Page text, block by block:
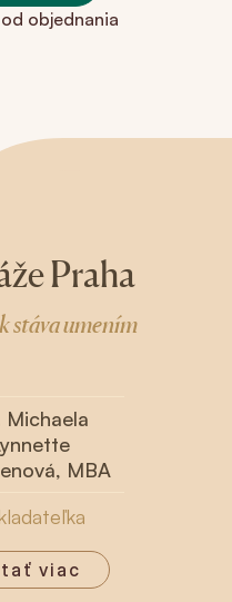
objednania
Praha
stáva umením
Michaela
MBA
viac